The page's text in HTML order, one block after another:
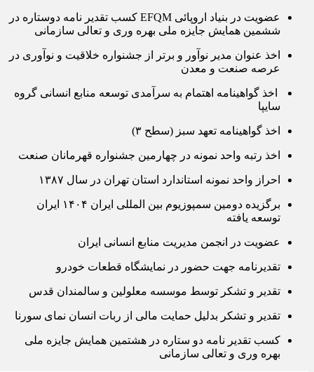
عضویت در بنیاد اروپائی EFQM کسب تقدیر نامه دوستاره در
ششمین همایش جایزه ملی بهره وری و تعالی سازمانی
اخذ عنوان مدیر نوآور و برتر از جشنواره خلاقیت و نوآوری در
عرصه صنعت و معدن
اخذ گواهینامه اهتمام به سرآمدی توسعه منابع انسانی گروه
سایپا
اخذ گواهینامه تعهد سبز (سطح ۳)
اخذ رتبه واحد نمونه در چهارمین جشنواره قهرمانان صنعت
احراز واحد نمونه استاندارد استان تهران در سال ۱۳۸۷
برگزیده دومین سمپوزیوم بین المللی ایران ۱۴۰۴ ایران
توسعه یافته
عضویت در انجمن مدیریت منابع انسانی ایران
تقدیرنامه جهت حضور در نمایشگاه قطعات خودرو
تقدیر و تشکر توسط موسسه معلولین و سالمندان قدس
تقدیر و تشکر بدلیل حمایت مالی از ربات انسان نمای سورنا
کسب تقدیر نامه دو ستاره در هشتمین همایش جایزه ملی
بهره وری و تعالی سازمانی